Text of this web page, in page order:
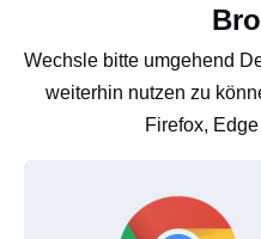
Wechsle bitte umgehend
weiterhin nutzen zu
Firefox,